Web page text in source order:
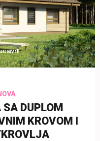
DUPLOM
KROVOM I